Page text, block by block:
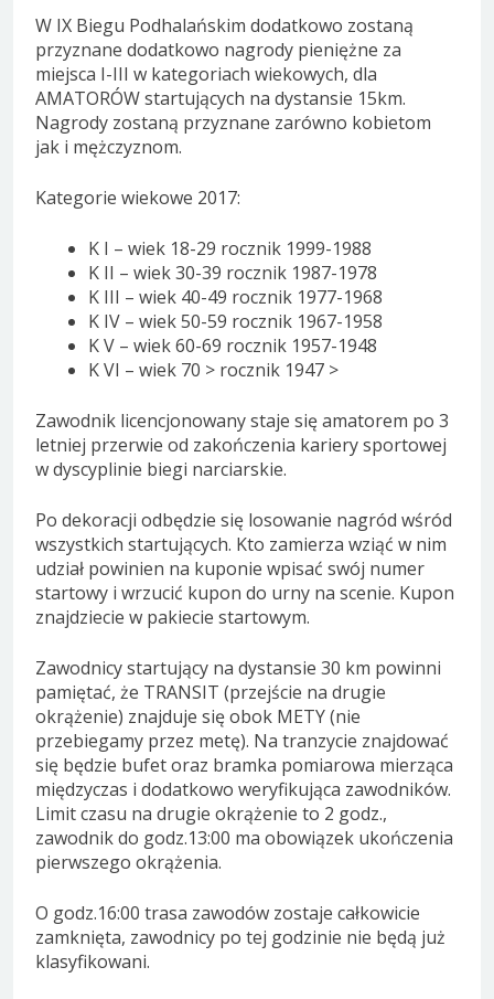
W IX Biegu Podhalańskim dodatkowo zostaną
przyznane dodatkowo nagrody pieniężne za
miejsca I-III w kategoriach wiekowych, dla
AMATORÓW startujących na dystansie 15km.
Nagrody zostaną przyznane zarówno kobietom
jak i mężczyznom.
Kategorie wiekowe 2017:
K I – wiek 18-29 rocznik 1999-1988
K II – wiek 30-39 rocznik 1987-1978
K III – wiek 40-49 rocznik 1977-1968
K IV – wiek 50-59 rocznik 1967-1958
K V – wiek 60-69 rocznik 1957-1948
K VI – wiek 70 > rocznik 1947 >
Zawodnik licencjonowany staje się amatorem po 3
letniej przerwie od zakończenia kariery sportowej
w dyscyplinie biegi narciarskie.
Po dekoracji odbędzie się losowanie nagród wśród
wszystkich startujących. Kto zamierza wziąć w nim
udział powinien na kuponie wpisać swój numer
startowy i wrzucić kupon do urny na scenie. Kupon
znajdziecie w pakiecie startowym.
Zawodnicy startujący na dystansie 30 km powinni
pamiętać, że TRANSIT (przejście na drugie
okrążenie) znajduje się obok METY (nie
przebiegamy przez metę). Na tranzycie znajdować
się będzie bufet oraz bramka pomiarowa mierząca
międzyczas i dodatkowo weryfikująca zawodników.
Limit czasu na drugie okrążenie to 2 godz.,
zawodnik do godz.13:00 ma obowiązek ukończenia
pierwszego okrążenia.
O godz.16:00 trasa zawodów zostaje całkowicie
zamknięta, zawodnicy po tej godzinie nie będą już
klasyfikowani.